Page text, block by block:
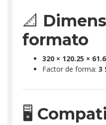
📐
formato
320 × 120.25 ×
Factor de forma: 3
🖥️